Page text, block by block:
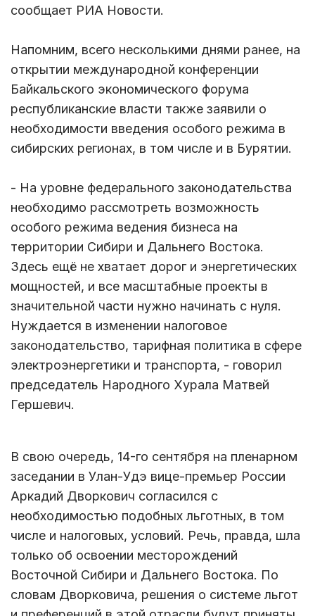
сообщает РИА Новости.
Напомним, всего несколькими днями ранее, на
открытии международной конференции
Байкальского экономического форума
республиканские власти также заявили о
необходимости введения особого режима в
сибирских регионах, в том числе и в Бурятии.
- На уровне федерального законодательства
необходимо рассмотреть возможность
особого режима ведения бизнеса на
территории Сибири и Дальнего Востока.
Здесь ещё не хватает дорог и энергетических
мощностей, и все масштабные проекты в
значительной части нужно начинать с нуля.
Нуждается в изменении налоговое
законодательство, тарифная политика в сфере
электроэнергетики и транспорта, - говорил
председатель Народного Хурала Матвей
Гершевич.
В свою очередь, 14-го сентября на пленарном
заседании в Улан-Удэ вице-премьер России
Аркадий Дворкович согласился с
необходимостью подобных льготных, в том
числе и налоговых, условий. Речь, правда, шла
только об освоении месторождений
Восточной Сибири и Дальнего Востока. По
словам Дворковича, решения о системе льгот